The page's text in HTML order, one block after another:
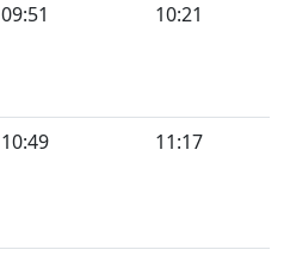
09:51 10:21
10:49 11:17